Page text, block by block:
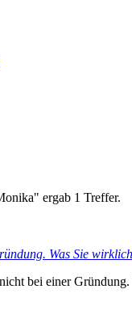
" ergab 1 Treffer.
Was Sie
bei einer